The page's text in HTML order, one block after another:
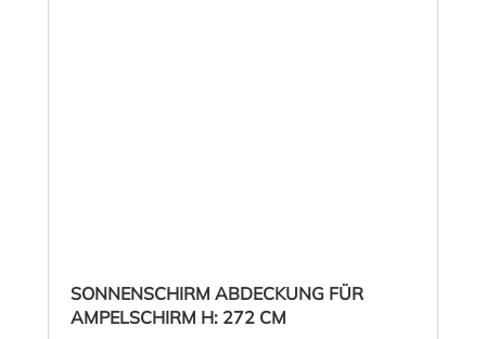
SONNENSCHIRM ABDECKUNG FÜR
AMPELSCHIRM H: 272 CM